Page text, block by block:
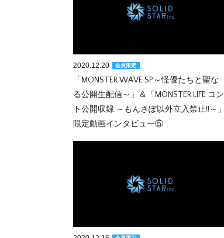
2020.12.20 会員限定
「MONSTER WAVE SP～怪優たちと聖な
る公開生配信～」＆「MONSTER LIFE コン
ト公開収録 ～もんさぽ以外立入禁止!!～」
限定動画インタビュー⑤